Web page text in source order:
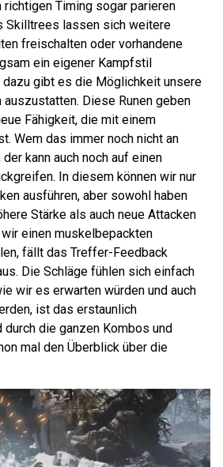
Timing sogar parieren
Skilltrees lassen sich weitere
freischalten oder vorhandene
ein eigener Kampfstil
gibt es die Möglichkeit unsere
auszustatten. Diese Runen geben
Fähigkeit, die mit einem
Wem das immer noch nicht an
kann auch noch auf einen
In diesem können wir nur
ausführen, aber sowohl haben
Stärke als auch neue Attacken
einen muskelbepackten
fällt das Treffer-Feedback
Die Schläge fühlen sich einfach
wir es erwarten würden und auch
ist das erstaunlich
durch die ganzen Kombos und
mal den Überblick über die